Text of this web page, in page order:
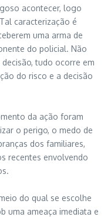
acontecer, logo
caracterização é
uma arma de
do policial. Não
tudo ocorre em
do risco e a decisão
da ação foram
o perigo, o medo de
dos familiares,
recentes envolvendo
do qual se escolhe
uma ameaça imediata e